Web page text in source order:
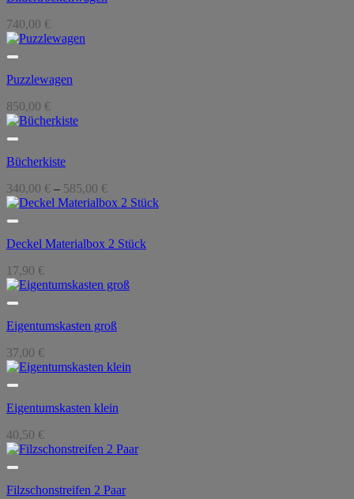
740,00 €
Puzzlewagen
850,00 €
Bücherkiste
340,00 € – 585,00 €
Deckel Materialbox 2 Stück
17,90 €
Eigentumskasten groß
37,00 €
Eigentumskasten klein
40,50 €
Filzschonstreifen 2 Paar